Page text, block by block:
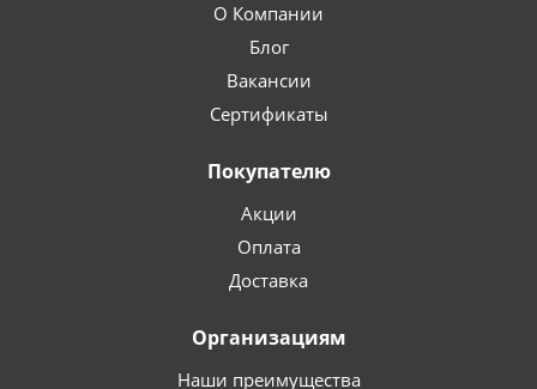
О Компании
Блог
Вакансии
Сертификаты
Покупателю
Акции
Оплата
Доставка
Организациям
Наши преимущества